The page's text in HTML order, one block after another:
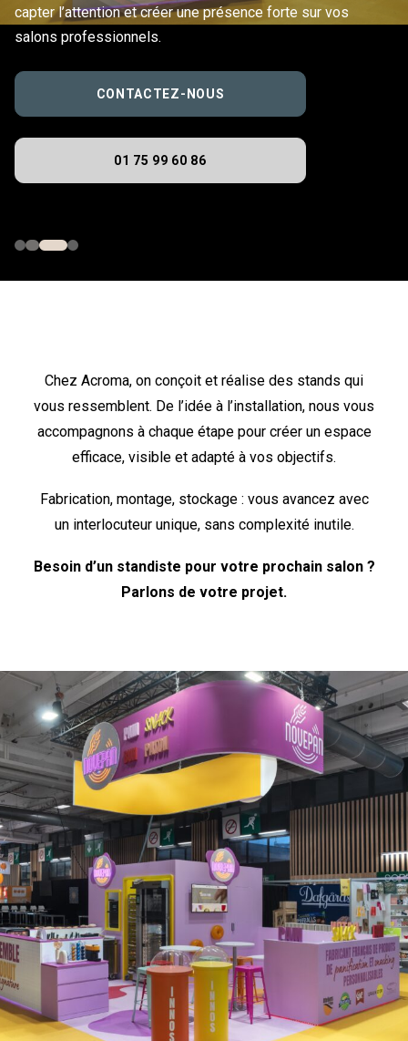
capter l’attention et créer une présence forte sur vos
salons professionnels.
CONTACTEZ-NOUS
01 75 99 60 86
Chez Acroma, on conçoit et réalise des stands qui
vous ressemblent. De l’idée à l’installation, nous vous
accompagnons à chaque étape pour créer un espace
efficace, visible et adapté à vos objectifs.
Fabrication, montage, stockage : vous avancez avec
un interlocuteur unique, sans complexité inutile.
Besoin d’un standiste pour votre prochain salon ?
Parlons de votre projet.